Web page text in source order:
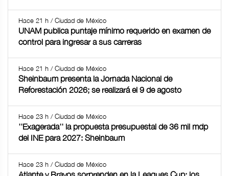
Hace 21 h / Ciudad de México
UNAM publica puntaje mínimo requerido en examen de
control para ingresar a sus carreras
Hace 21 h / Ciudad de México
Sheinbaum presenta la Jornada Nacional de
Reforestación 2026; se realizará el 9 de agosto
Hace 23 h / Ciudad de México
''Exagerada'' la propuesta presupuestal de 36 mil mdp
del INE para 2027: Sheinbaum
Hace 23 h / Ciudad de México